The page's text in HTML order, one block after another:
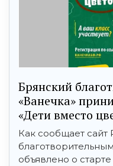
Брянский
«Ванечка»
«Дети вместо
Как сообщает сайт
объявлено о старте